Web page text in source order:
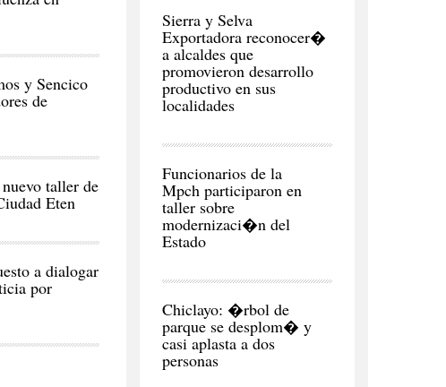
y Sencico
de
taller de
Eten
a dialogar
por
Sierra y Selva
Exportadora reconocer�
a alcaldes que
promovieron desarrollo
productivo en sus
localidades
Funcionarios de la
Mpch participaron en
taller sobre
modernizaci�n del
Estado
Chiclayo: �rbol de
parque se desplom� y
casi aplasta a dos
personas